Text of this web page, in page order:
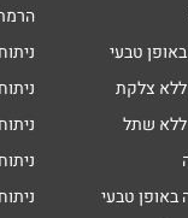
טבעי
צלקת
שתל
טבעי